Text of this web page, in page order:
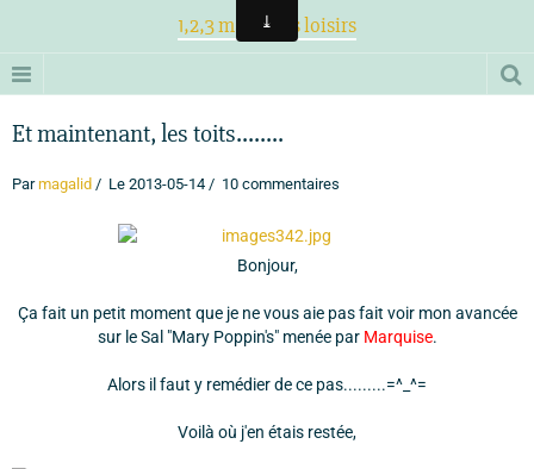
1,2,3 magiques loisirs
Et maintenant, les toits........
Parmagalid Le 2013-05-14 10 commentaires
Bonjour,
Ça fait un petit moment que je ne vous aie pas fait voir mon avancée
sur le Sal "Mary Poppin's" menée par Marquise.
Alors il faut y remédier de ce pas.........=^_^=
Voilà où j'en étais restée,